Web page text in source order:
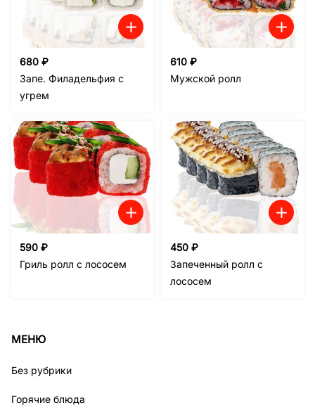
680 ₽
Запе. Филадельфия с
угрем
610 ₽
Мужской ролл
590 ₽
Гриль ролл с лососем
450 ₽
Запеченный ролл с
лососем
МЕНЮ
Без рубрики
Горячие блюда